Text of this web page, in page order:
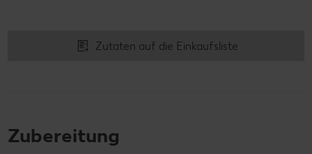
Zutaten auf die Einkaufsliste
Zubereitung